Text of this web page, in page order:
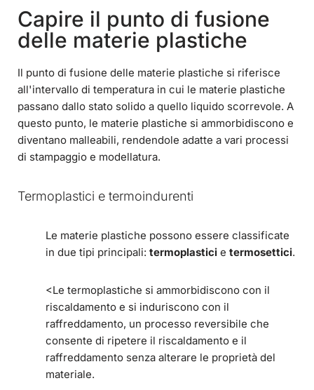
Capire il punto di fusione
delle materie plastiche
Il punto di fusione delle materie plastiche si riferisce
all'intervallo di temperatura in cui le materie plastiche
passano dallo stato solido a quello liquido scorrevole. A
questo punto, le materie plastiche si ammorbidiscono e
diventano malleabili, rendendole adatte a vari processi
di stampaggio e modellatura.
Termoplastici e termoindurenti
Le materie plastiche possono essere classificate
in due tipi principali: termoplastici e termosettici.
<Le termoplastiche si ammorbidiscono con il
riscaldamento e si induriscono con il
raffreddamento, un processo reversibile che
consente di ripetere il riscaldamento e il
raffreddamento senza alterare le proprietà del
materiale.